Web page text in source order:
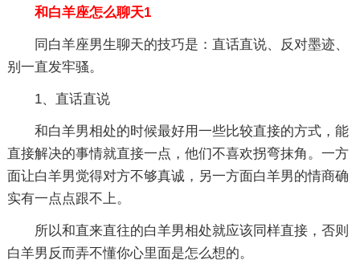
和白羊座怎么聊天1
同白羊座男生聊天的技巧是：直话直说、反对墨迹、
别一直发牢骚。
1、直话直说
和白羊男相处的时候最好用一些比较直接的方式，能
直接解决的事情就直接一点，他们不喜欢拐弯抹角。一方
面让白羊男觉得对方不够真诚，另一方面白羊男的情商确
实有一点点跟不上。
所以和直来直往的白羊男相处就应该同样直接，否则
白羊男反而弄不懂你心里面是怎么想的。